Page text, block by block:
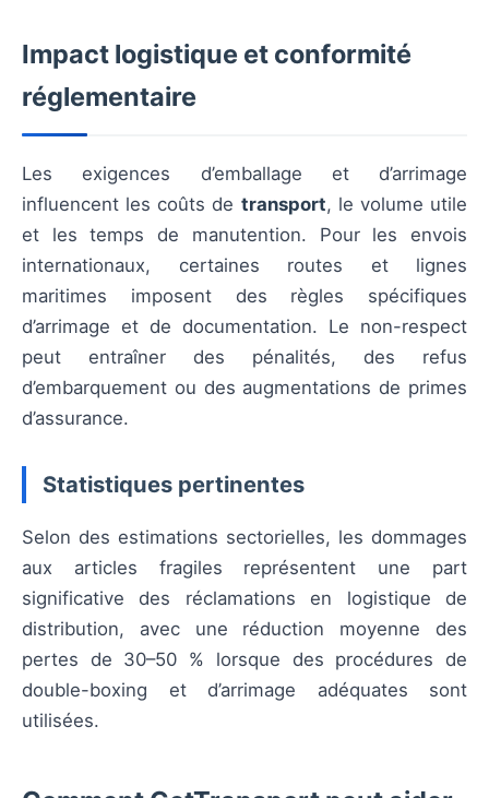
Impact logistique et conformité
réglementaire
Les exigences d’emballage et d’arrimage
influencent les coûts de transport, le volume utile
et les temps de manutention. Pour les envois
internationaux, certaines routes et lignes
maritimes imposent des règles spécifiques
d’arrimage et de documentation. Le non-respect
peut entraîner des pénalités, des refus
d’embarquement ou des augmentations de primes
d’assurance.
Statistiques pertinentes
Selon des estimations sectorielles, les dommages
aux articles fragiles représentent une part
significative des réclamations en logistique de
distribution, avec une réduction moyenne des
pertes de 30–50 % lorsque des procédures de
double-boxing et d’arrimage adéquates sont
utilisées.